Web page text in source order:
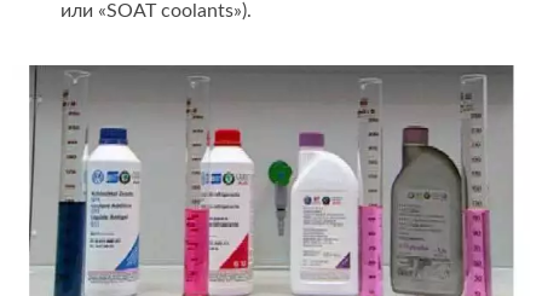
или «SOAT coolants»).